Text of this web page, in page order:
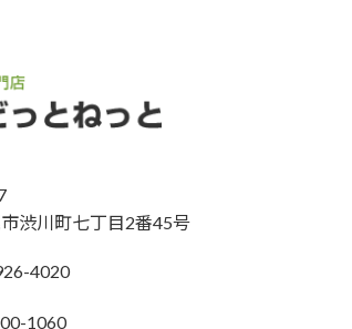
渋川町七丁目2番45号
4020
1060